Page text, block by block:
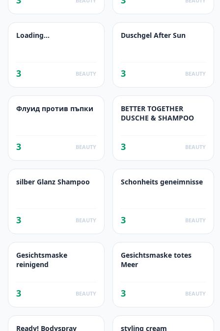
Loading…
3 BEAUTY
Duschgel After Sun
3 BEAUTY
Флуид против пъпки
3 BEAUTY
BETTER TOGETHER
DUSCHE & SHAMPOO
3 BEAUTY
silber Glanz Shampoo
3 BEAUTY
Schonheits geneimnisse
3 BEAUTY
Gesichtsmaske
reinigend
3 BEAUTY
Gesichtsmaske totes
Meer
3 BEAUTY
Ready! Bodyspray styling cream